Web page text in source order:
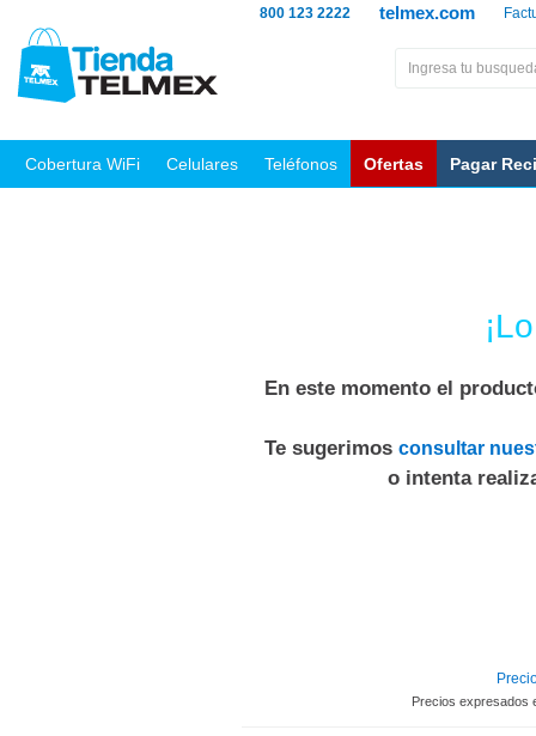
telmex.com
800 123 2222
Cobertura WiFi Celulares Teléfonos Ofertas Pagar
En este momento el
Te sugerimos consultar
o intenta
Precios expresados